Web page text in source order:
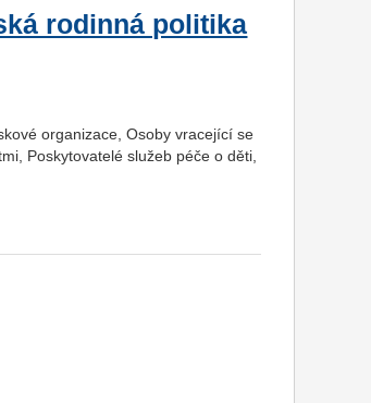
rodinná politika
organizace, Osoby vracející se
Poskytovatelé služeb péče o děti,